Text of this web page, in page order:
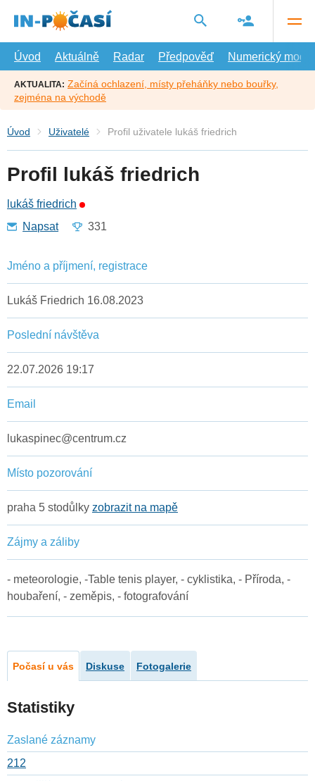
hlavní
Úvod
Aktuálně Radar Předpověď Numerický model
AKTUALITA: Začíná ochlazení, místy přeháňky nebo bouřky,
zejména na východě
Úvod Uživatelé Profil uživatele lukáš friedrich
Profil lukáš friedrich
lukáš friedrich
Napsat
331
Jméno a příjmení, registrace
Lukáš Friedrich 16.08.2023
Poslední návštěva
22.07.2026 19:17
Email
lukaspinec@centrum.cz
Místo pozorování
praha 5 stodůlky zobrazit na mapě
Zájmy a záliby
- meteorologie, -Table tenis player, - cyklistika, - Příroda, -
houbaření, - zeměpis, - fotografování
Počasí u vás Diskuse Fotogalerie
Statistiky
Zaslané záznamy
212